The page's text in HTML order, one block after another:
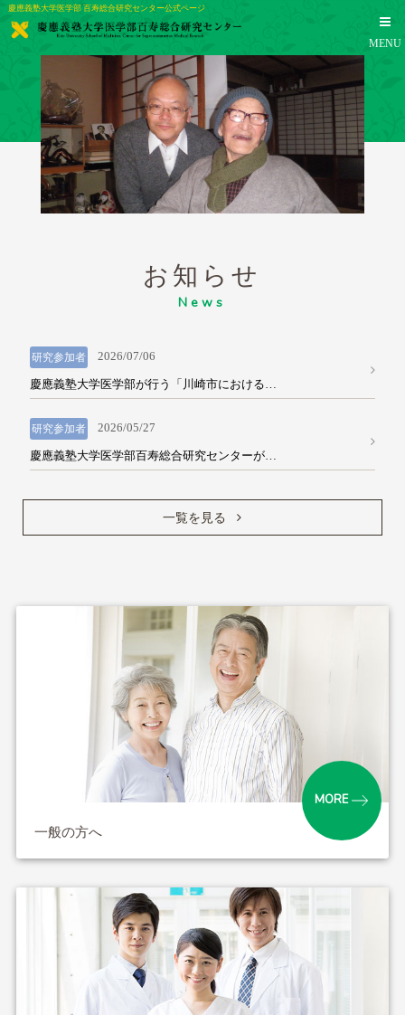
慶應義塾大学医学部 百寿総合研究センター公式ページ
MENU
お知らせ
News
研究参加者 2026/07/06
慶應義塾大学医学部が行う「川崎市における…
研究参加者 2026/05/27
慶應義塾大学医学部百寿総合研究センターが…
一覧を見る
MORE
一般の方へ
TOP
センター概要
研究活動
共同研究
研究成果